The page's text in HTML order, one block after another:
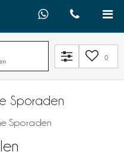
0
Sporaden
Sporaden